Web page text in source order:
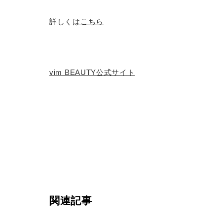
詳しくは こちら
vim BEAUTY公式サイト
関連記事